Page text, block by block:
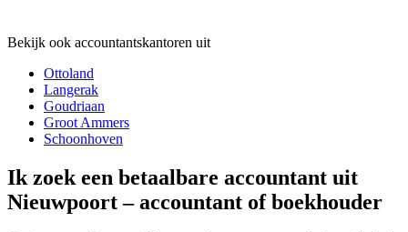
Bekijk ook accountantskantoren uit
Ottoland
Langerak
Goudriaan
Groot Ammers
Schoonhoven
Ik zoek een betaalbare accountant uit
Nieuwpoort – accountant of boekhouder